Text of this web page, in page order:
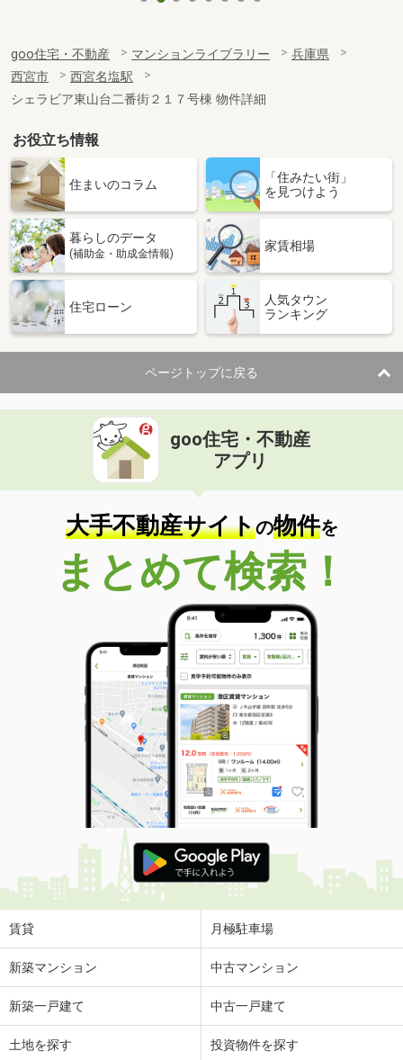
goo住宅・不動産 マンションライブラリー
兵庫県
西宮市
西宮名塩駅
シェラビア東山台二番街２１７号棟 物件詳細
お役立ち情報
住まいのコラム
「住みたい街」
を見つけよう
暮らしのデータ
(補助金・助成金情報)
家賃相場
住宅ローン
人気タウン
ランキング
ページトップに戻る
goo住宅・不動産
アプリ
大手不動産サイトの物件を
まとめて検索！
賃貸 月極駐車場
新築マンション 中古マンション
新築一戸建て 中古一戸建て
土地を探す 投資物件を探す